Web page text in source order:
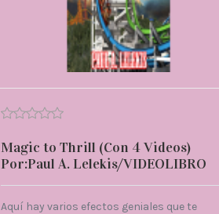
Magic to Thrill (Con 4 Videos)
Por:Paul A. Lelekis/VIDEOLIBRO
Aquí hay varios efectos geniales que te